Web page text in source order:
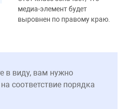
медиа-элемент будет
выровнен по правому краю.
в виду, вам нужно
соответствие порядка